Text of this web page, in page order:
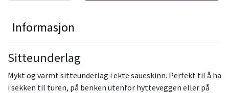
Informasjon
Sitteunderlag
Mykt og varmt sitteunderlag i ekte saueskinn. Perfekt til å ha
i sekken til turen, på benken utenfor hytteveggen eller på